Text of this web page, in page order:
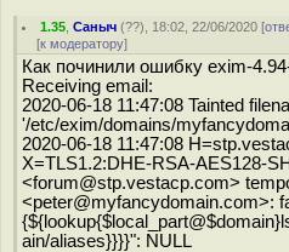
1.35 ,Саныч (??), 18:02, 22/06/2020 [
[к модератору]
Как починили ошибку exim-
Receiving email:
2020-06-18 11:47:08 Tainted
'/etc/exim/domains/
2020-06-18 11:47:08
X=TLS1.2:DHE-RSA-AES128-
<forum@stp.vestacp.com>
<peter@myfancydomain.com>:
ain/aliases}}}}": NULL